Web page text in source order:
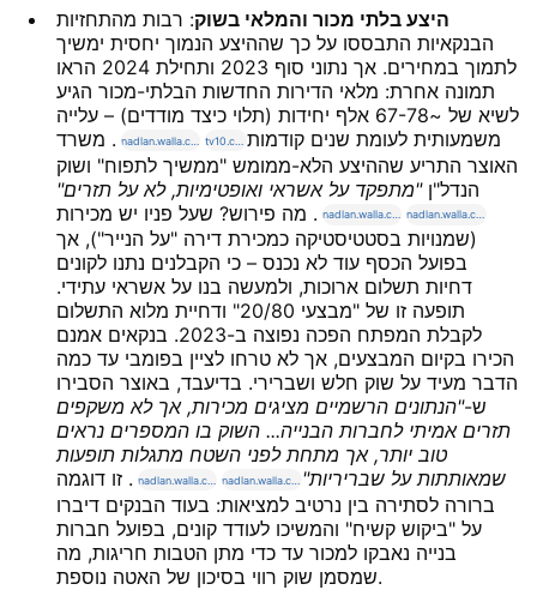
היצע בלתי מכור והמלאי בשוק: רבות מהתחזיות
הבנקאיות התבססו על כך שההיצע הנמוך יחסית ימשיך
לתמוך במחירים. אך נתוני סוף 2023 ותחילת 2024 הראו
תמונה אחרת: מלאי הדירות החדשות הבלתי-מכור הגיע
לשיא של ~67-78 אלף יחידות (תלוי כיצד מודדים) – עלייה
משמעותית לעומת שנים קודמות
. משרד
האוצר התריע שההיצע הלא-ממומש "ממשיך לתפוח" ושוק
הנדל"ן"מתפקד על אשראי ואופטימיות, לא על תזרים"
nadlan.walla.co.il
nadlan.walla.co.il
. מה פירוש? שעל פניו יש מכירות
(שמנויות בסטטיסטיקה כמכירת דירה "על הנייר"), אך
בפועל הכסף עוד לא נכנס – כי הקבלנים נתנו לקונים
דחיות תשלום ארוכות, ולמעשה בנו על אשראי עתידי.
תופעה זו של "מבצעי 20/80" ודחיית מלוא התשלום
לקבלת המפתח הפכה נפוצה ב-2023. בנקאים אמנם
הכירו בקיום המבצעים, אך לא טרחו לציין בפומבי עד כמה
הדבר מעיד על שוק חלש ושברירי. בדיעבד, באוצר הסבירו
ש-"הנתונים הרשמיים מציגים מכירות, אך לא משקפים
תזרים אמיתי לחברות הבנייה... השוק בו המספרים נראים
טוב יותר, אך מתחת לפני השטח מתגלות תופעות
שמאותתות על שבריריות"
. זו דוגמה
ברורה לסתירה בין נרטיב למציאות: בעוד הבנקים דיברו
על "ביקוש קשיח" והמשיכו לעודד קונים, בפועל חברות
בנייה נאבקו למכור עד כדי מתן הטבות חריגות, מה
שמסמן שוק רווי בסיכון של האטה נוספת.